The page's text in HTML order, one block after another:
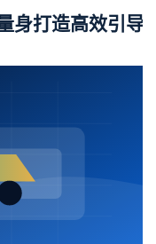
身打造高效引导